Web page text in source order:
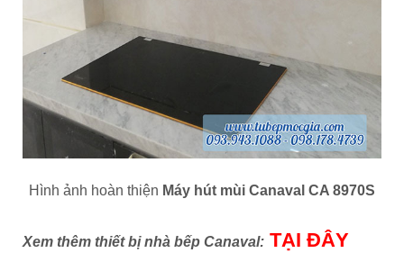
Hình ảnh hoàn thiện Máy hút mùi Canaval CA 8970S
Xem thêm thiết bị nhà bếp Canaval: TẠI ĐÂY